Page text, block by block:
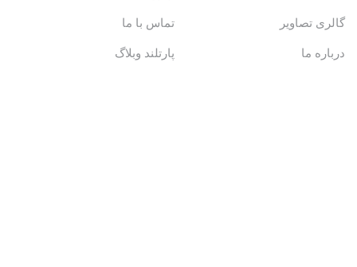
گالری تصاویر تماس با ما
درباره ما پارتلند وبلاگ